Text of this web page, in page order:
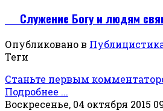
Служение Богу и людям
Опубликовано в
Теги
Станьте первым
Подробнее ...
Воскресенье, 04 октября 2015